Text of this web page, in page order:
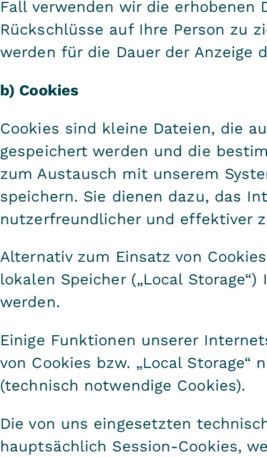
Fall verwenden wir die erhobenen
Rückschlüsse auf Ihre Person zu
werden für die Dauer der Anzeige
b) Cookies
Cookies sind kleine Dateien, die
gespeichert werden und die
zum Austausch mit unserem
speichern. Sie dienen dazu, das
nutzerfreundlicher und effektiver
Alternativ zum Einsatz von
lokalen Speicher („Local
werden.
Einige Funktionen unserer
von Cookies bzw. „Local Storage“
(technisch notwendige Cookies).
Die von uns eingesetzten
hauptsächlich Session-Cookies,